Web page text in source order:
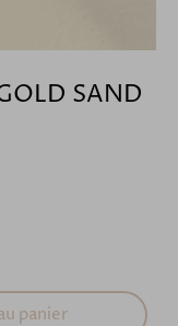
SAND
panier